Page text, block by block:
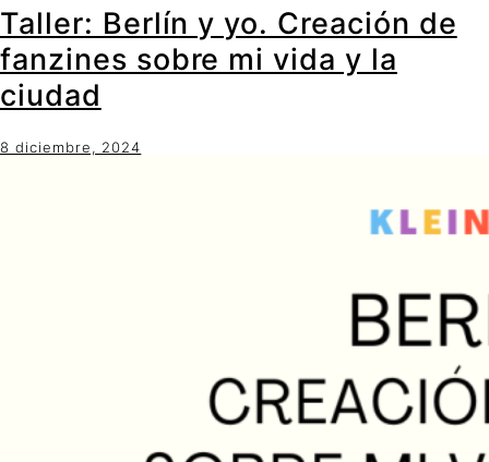
Taller: Berlín y yo. Creación de
fanzines sobre mi vida y la
ciudad
8 diciembre, 2024